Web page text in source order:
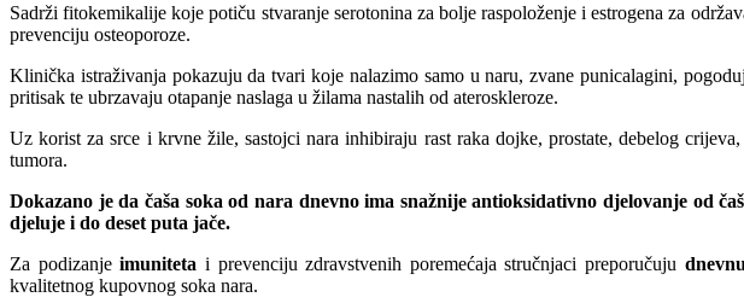
Sadrži fitokemikalije koje potiču stvaranje serotonina za bolje raspoloženje i estrogena za
prevenciju osteoporoze.
Klinička istraživanja pokazuju da tvari koje nalazimo samo u naru, zvane punicalagini,
pritisak te ubrzavaju otapanje naslaga u žilama nastalih od ateroskleroze.
Uz korist za srce i krvne žile, sastojci nara inhibiraju rast raka dojke, prostate, debelog
tumora.
Dokazano je da čaša soka od nara dnevno ima snažnije antioksidativno djelovanje od
djeluje i do deset puta jače.
Za podizanjeimuniteta i prevenciju zdravstvenih poremećaja stručnjaci preporučuju
kvalitetnog kupovnog soka nara.